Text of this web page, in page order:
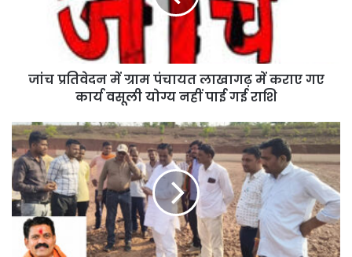
जांच प्रतिवेदन में ग्राम पंचायत लाखागढ़ में कराए गए
कार्य वसूली योग्य नहीं पाई गई राशि